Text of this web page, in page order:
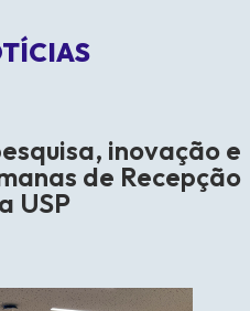
inovação e
de Recepção
USP